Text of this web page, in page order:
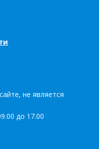
не является
до 17.00